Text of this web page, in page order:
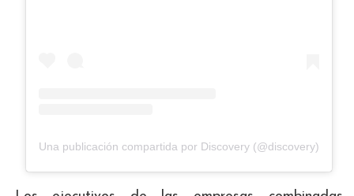
Una publicación compartida por Discovery (@discovery)